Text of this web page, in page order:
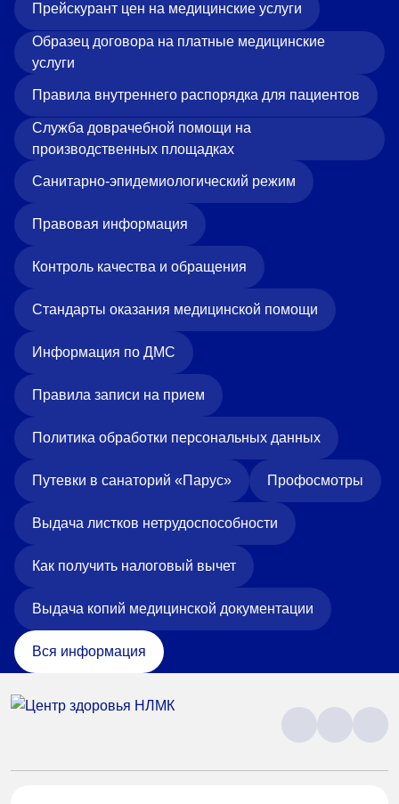
Прейскурант цен на медицинские услуги
Образец договора на платные медицинские
услуги
Правила внутреннего распорядка для пациентов
Служба доврачебной помощи на
производственных площадках
Санитарно-эпидемиологический режим
Правовая информация
Контроль качества и обращения
Стандарты оказания медицинской помощи
Информация по ДМС
Правила записи на прием
Политика обработки персональных данных
Путевки в санаторий «Парус» Профосмотры
Выдача листков нетрудоспособности
Как получить налоговый вычет
Выдача копий медицинской документации
Вся информация